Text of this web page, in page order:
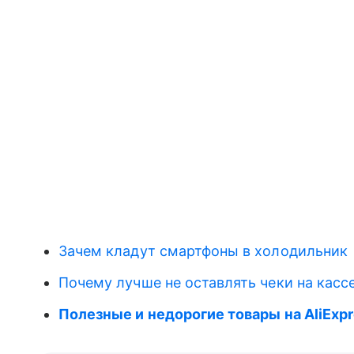
Зачем кладут смартфоны в холодильник
Почему лучше не оставлять чеки на
Полезные и недорогие товары на